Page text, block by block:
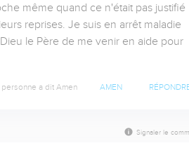
même quand ce n'était pas justifié
reprises. Je suis en arrêt maladie
le Père de me venir en aide pour
personne a dit Amen AMEN
Signaler le